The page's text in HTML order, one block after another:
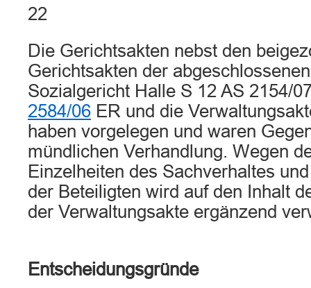
22
Die Gerichtsakten nebst den
Gerichtsakten der
Sozialgericht Halle S 12 AS 2154/
2584/06 ER und die
haben vorgelegen und waren
mündlichen Verhandlung. Wegen
Einzelheiten des Sachverhaltes
der Beteiligten wird auf den Inhalt
der Verwaltungsakte ergänzend
Entscheidungsgründe